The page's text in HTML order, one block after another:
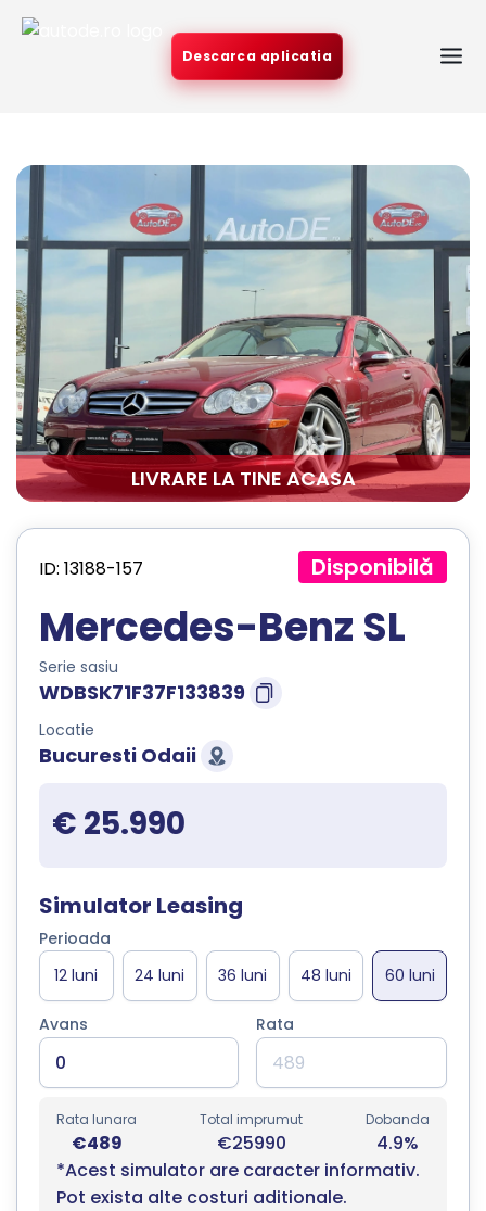
Descarca aplicatia
LIVRARE LA TINE ACASA
ID: 13188-157 Disponibilă
Mercedes-Benz SL
Serie sasiu
WDBSK71F37F133839
Locatie
Bucuresti Odaii
€ 25.990
Simulator Leasing
Perioada
Avans Rata
Rata lunara
€489
Total imprumut
€25990
Dobanda
4.9%
*Acest simulator are caracter informativ.
Pot exista alte costuri aditionale.